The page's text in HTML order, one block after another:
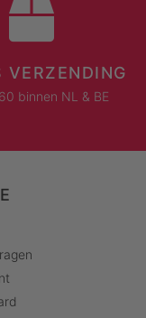
VERZENDING
binnen NL & BE